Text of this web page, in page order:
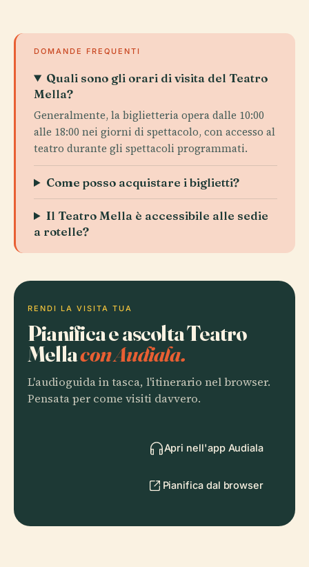
DOMANDE FREQUENTI
Quali sono gli orari di visita del Teatro
Mella?
Generalmente, la biglietteria opera dalle 10:00
alle 18:00 nei giorni di spettacolo, con accesso al
teatro durante gli spettacoli programmati.
Come posso acquistare i biglietti?
Il Teatro Mella è accessibile alle sedie
a rotelle?
RENDI LA VISITA TUA
Pianifica e ascolta Teatro
Mellacon Audiala.
L'audioguida in tasca, l'itinerario nel browser.
Pensata per come visiti davvero.
Apri nell'app Audiala
Pianifica dal browser